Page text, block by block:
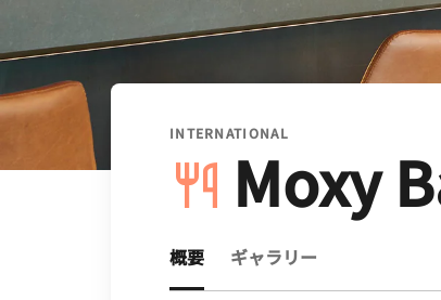
INTERNATIONAL
Moxy
概要 ギャラリー